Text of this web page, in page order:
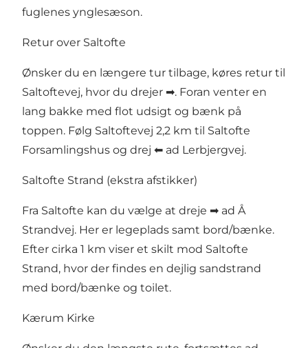
fuglenes ynglesæson.
Retur over Saltofte
Ønsker du en længere tur tilbage, køres retur til
Saltoftevej, hvor du drejer ➡. Foran venter en
lang bakke med flot udsigt og bænk på
toppen. Følg Saltoftevej 2,2 km til Saltofte
Forsamlingshus og drej ⬅ ad Lerbjergvej.
Saltofte Strand (ekstra afstikker)
Fra Saltofte kan du vælge at dreje ➡ ad Å
Strandvej. Her er legeplads samt bord/bænke.
Efter cirka 1 km viser et skilt mod Saltofte
Strand, hvor der findes en dejlig sandstrand
med bord/bænke og toilet.
Kærum Kirke